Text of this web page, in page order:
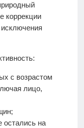
коррекции
с возрастом
лицо,
остались на